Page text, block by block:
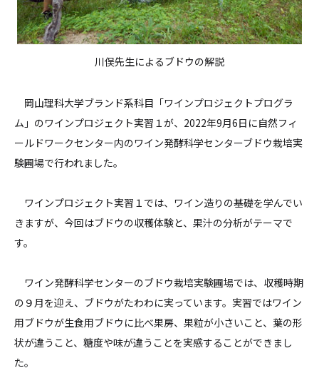
川俣先生によるブドウの解説
岡山理科大学ブランド系科目「ワインプロジェクトプログラ
ム」のワインプロジェクト実習１が、2022年9月6日に自然フィ
ールドワークセンター内のワイン発酵科学センターブドウ栽培実
験圃場で行われました。
ワインプロジェクト実習１では、ワイン造りの基礎を学んでい
きますが、今回はブドウの収穫体験と、果汁の分析がテーマで
す。
ワイン発酵科学センターのブドウ栽培実験圃場では、収穫時期
の９月を迎え、ブドウがたわわに実っています。実習ではワイン
用ブドウが生食用ブドウに比べ果房、果粒が小さいこと、葉の形
状が違うこと、糖度や味が違うことを実感することができまし
た。